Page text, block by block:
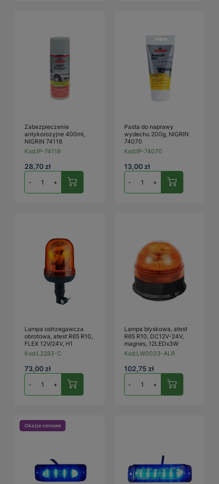
Zabezpieczenie
antykorozyjne 400ml,
NIGRIN 74118
Kod:IP-74118
28,70 zł
- +
Pasta do naprawy
wydechu 200g, NIGRIN
74070
Kod:IP-74070
13,00 zł
- +
Lampa ostrzegawcza
obrotowa, atest R65 R10,
FLEX 12V/24V, H1
Kod:L2283-C
73,00 zł
- +
Lampa błyskowa, atest
R65 R10, DC12V-24V,
magnes, 12LEDx3W
Kod:LW0033-ALR
102,75 zł
- +
Okazje cenowe